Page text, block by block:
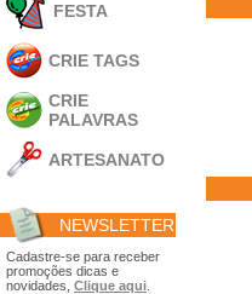
FESTA
CRIE TAGS
CRIE
PALAVRAS
ARTESANATO
Acrílico
Porta Retratos
Ferramentas
- Carimbões
NEWSLETTER
Cadastre-se para receber
promoções dicas e
novidades, Clique aqui